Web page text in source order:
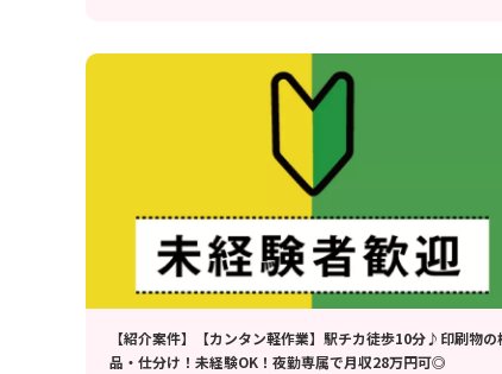
【紹介案件】【カンタン軽作業】駅チカ徒歩10分♪印刷物の
品・仕分け！未経験OK！夜勤専属で月収28万円可◎